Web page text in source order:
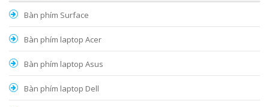
Bàn phím Surface
Bàn phím laptop Acer
Bàn phím laptop Asus
Bàn phím laptop Dell